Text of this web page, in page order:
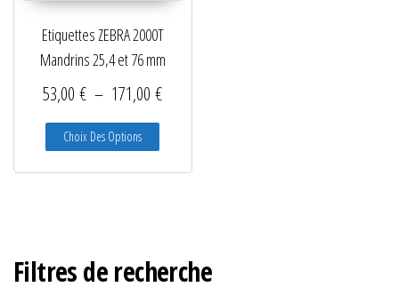
Etiquettes ZEBRA 2000T
Mandrins 25,4 et 76 mm
53,00€ – 171,00€Plage de prix : 53,00 € à 171,00 €
Choix Des Options
Filtres de recherche